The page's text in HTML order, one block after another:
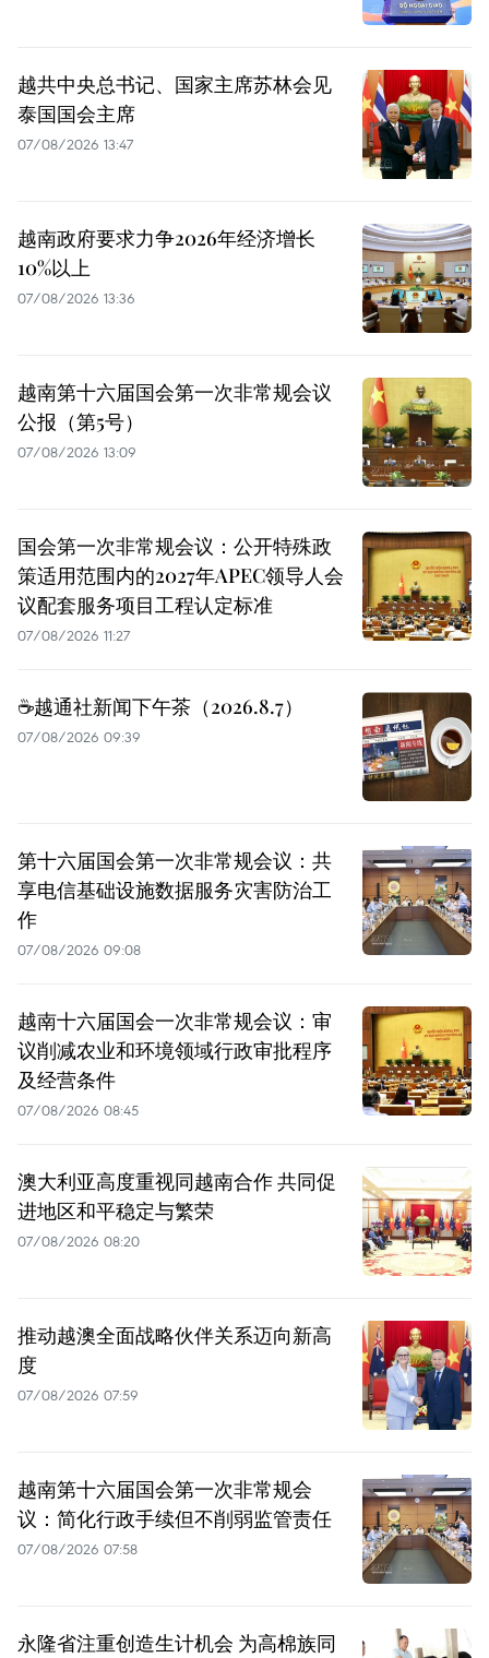
越共中央总书记、国家主席苏林会见
泰国国会主席
07/08/2026 13:47
越南政府要求力争2026年经济增长
10%以上
07/08/2026 13:36
越南第十六届国会第一次非常规会议
公报（第5号）
07/08/2026 13:09
国会第一次非常规会议：公开特殊政
策适用范围内的2027年APEC领导人会
议配套服务项目工程认定标准
07/08/2026 11:27
☕️越通社新闻下午茶（2026.8.7）
07/08/2026 09:39
第十六届国会第一次非常规会议：共
享电信基础设施数据服务灾害防治工
作
07/08/2026 09:08
越南十六届国会一次非常规会议：审
议削减农业和环境领域行政审批程序
及经营条件
07/08/2026 08:45
澳大利亚高度重视同越南合作 共同促
进地区和平稳定与繁荣
07/08/2026 08:20
推动越澳全面战略伙伴关系迈向新高
度
07/08/2026 07:59
越南第十六届国会第一次非常规会
议：简化行政手续但不削弱监管责任
07/08/2026 07:58
永隆省注重创造生计机会 为高棉族同